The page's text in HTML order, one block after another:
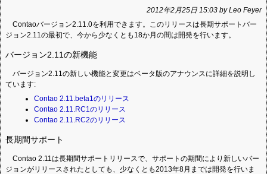
2012年2月25日 15:03 by Leo Feyer
Contaoバージョン2.11.0を利用できます。このリリースは長期サポートバー
ジョン2.11の最初で、今から少なくとも18か月の間は開発を行います。
バージョン2.11の新機能
バージョン2.11の新しい機能と変更はベータ版のアナウンスに詳細を説明し
ています:
Contao 2.11.beta1のリリース
Contao 2.11.RC1のリリース
Contao 2.11.RC2のリリース
長期間サポート
Contao 2.11は長期間サポートリリースで、サポートの期間により新しいバー
ジョンがリリースされたとしても、少なくとも2013年8月までは開発を行いま